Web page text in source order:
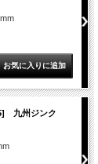
九州ジンク